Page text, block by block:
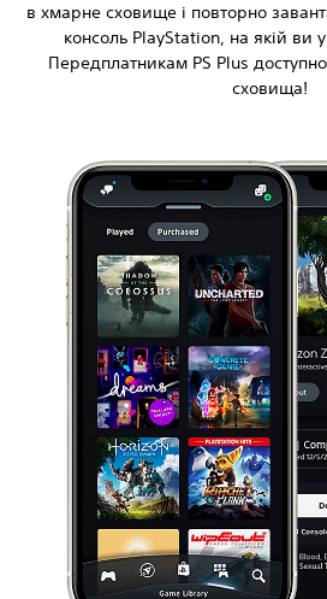
в хмарне сховище і повторно
консоль PlayStation, на якій ви
Передплатникам PS Plus
сховища!